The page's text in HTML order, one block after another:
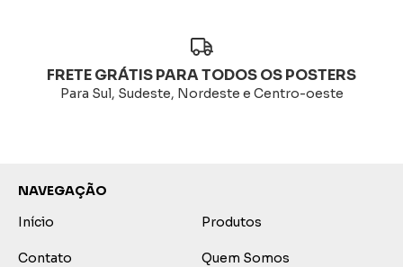
FRETE GRÁTIS PARA TODOS OS POSTERS
Para Sul, Sudeste, Nordeste e Centro-oeste
NAVEGAÇÃO
Início
Produtos
Contato Quem Somos